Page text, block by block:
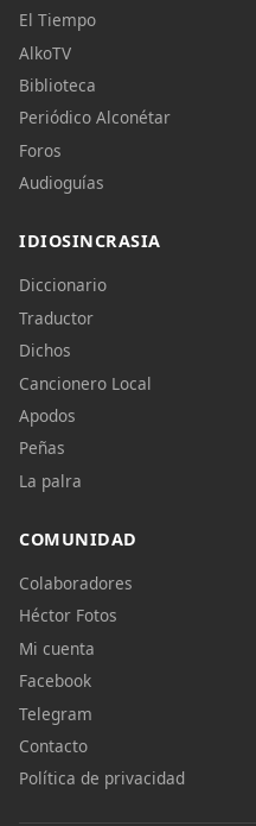
El Tiempo
AlkoTV
Biblioteca
Periódico Alconétar
Foros
Audioguías
IDIOSINCRASIA
Diccionario
Traductor
Dichos
Cancionero Local
Apodos
Peñas
La palra
COMUNIDAD
Colaboradores
Héctor Fotos
Mi cuenta
Facebook
Telegram
Contacto
Política de privacidad